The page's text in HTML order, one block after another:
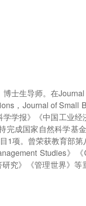
士生导师。在
，Journal of Small
学报》《中国工业
完成国家自然科学基
1项。曾荣获教育部
Studies》
究》《管理世界》